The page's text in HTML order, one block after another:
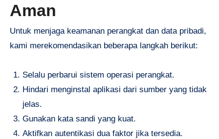
Aman
Untuk menjaga keamanan perangkat dan data pribadi,
kami merekomendasikan beberapa langkah berikut:
Selalu perbarui sistem operasi perangkat.
Hindari menginstal aplikasi dari sumber yang tidak
jelas.
Gunakan kata sandi yang kuat.
Aktifkan autentikasi dua faktor jika tersedia.